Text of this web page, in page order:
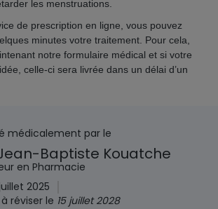
les menstruations.
de prescription en ligne, vous pouvez
minutes votre traitement. Pour cela,
notre formulaire médical et si votre
celle-ci sera livrée dans un délai d’un
médicalement par le
Baptiste Kouatche
en Pharmacie
2025
réviser le 15 juillet 2028